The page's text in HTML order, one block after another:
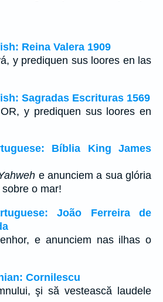
Reina Valera 1909
y prediquen sus loores en las
Sagradas Escrituras 1569
y prediquen sus loores en
Bíblia King James
e anunciem a sua glória
o mar!
João Ferreira de
e anunciem nas ilhas o
Cornilescu
şi să vestească laudele